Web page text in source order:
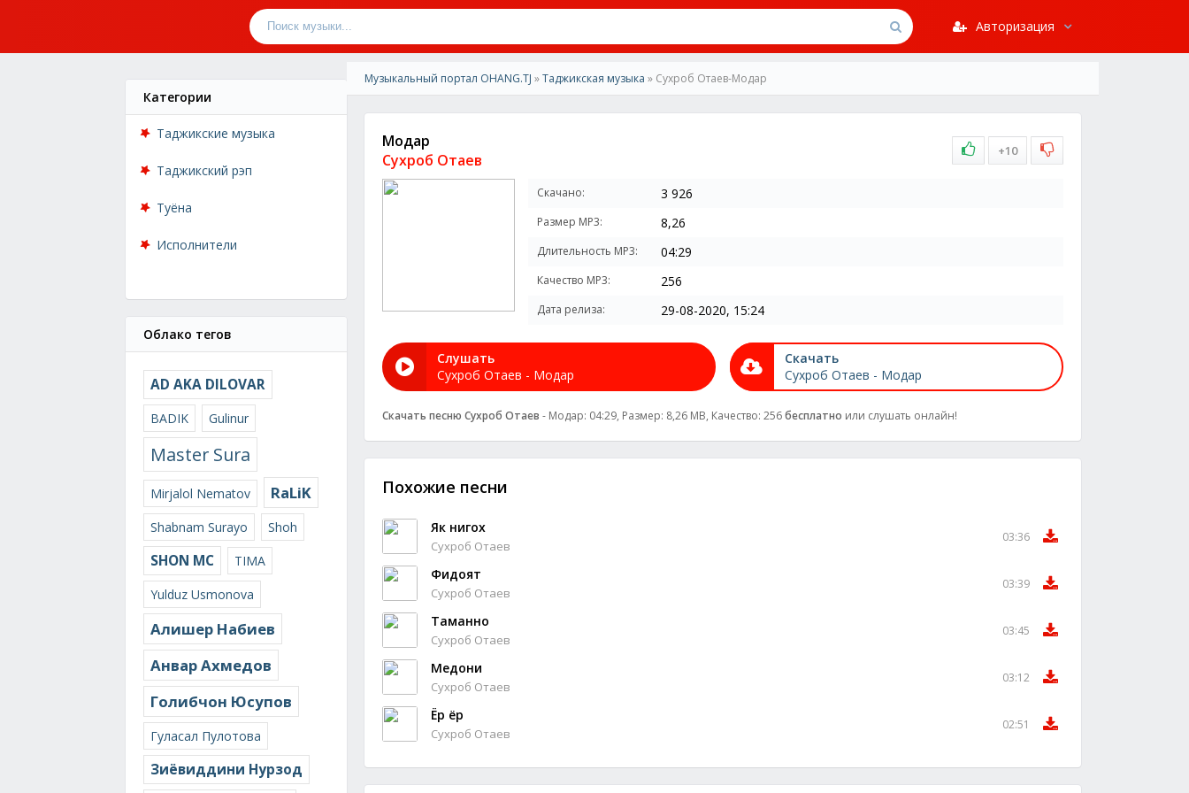
Авторизация
Категории
Таджикские музыка
Таджикский рэп
Туёна
Исполнители
Облако тегов
AD AKA DILOVAR
BADIK Gulinur
Master Sura
Mirjalol Nematov RaLiK
Shabnam Surayo Shoh
SHON MC
TIMA
Yulduz Usmonova
Алишер Набиев
Анвар Ахмедов
Голибчон Юсупов
Гуласал Пулотова
Зиёвиддини Нурзод
Музыкальный портал OHANG.TJ »Таджикская музыка » Сухроб Отаев-Модар
Модар
Сухроб Отаев
+10
Скачано: 3 926
Размер MP3: 8,26
Длительность MP3: 04:29
Качество MP3: 256
Дата релиза: 29-08-2020, 15:24
Слушать
Сухроб Отаев - Модар
Скачать
Сухроб Отаев - Модар
Скачать песню Сухроб Отаев - Модар: 04:29, Размер: 8,26 MB, Качество: 256бесплатно или слушать онлайн!
Похожие песни
Як нигох
Сухроб Отаев
03:36
Фидоят
Сухроб Отаев
03:39
Таманно
Сухроб Отаев
03:45
Медони
Сухроб Отаев
03:12
Ёр ёр
Сухроб Отаев
02:51